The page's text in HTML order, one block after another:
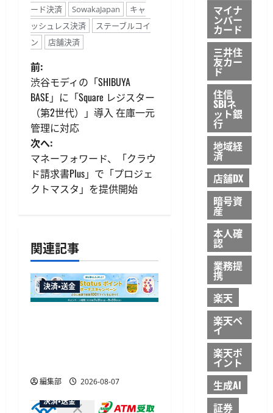
ード決済
SowakaJapan
キャ
ッシュレス決済
ステーブルコイ
ン
店舗決済
投
稿
ナ
ビ
ゲ
ー
ョ
ン
前:
渋谷モディの「SHIBUYA
BASE」に「Square レジスター
（第2世代）」導入 在庫一元
管理に対応
次へ:
マネーフォワード、「クラウ
ド請求書Plus」で「プロジェ
クトマスタ」を提供開始
関連記事
決済・送金
編集部
2026-08-07
決済・送金
マイナ
ンバー
カード
三井住
友カー
ド
住信
SBIネ
ット銀
行
地域経
済
店舗DX
暗号資
産
本人確
認
業務提
携
楽天
楽天ペ
イ
楽天ポ
イント
生成AI
証券